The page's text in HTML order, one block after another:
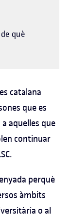
què
catalana
que es
aquelles que
continuar
perquè
àmbits
o al